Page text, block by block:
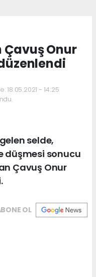
Onur
18.05.2021 - 14:25
selde,
düşmesi sonucu
Çavuş Onur
OL